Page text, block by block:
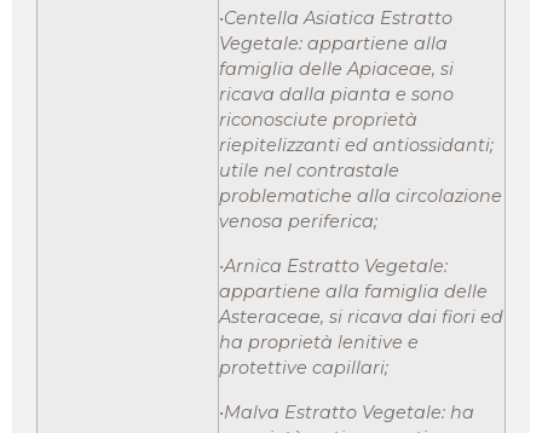
•Centella Asiatica Estratto
Vegetale: appartiene alla
famiglia delle Apiaceae, si
ricava dalla pianta e sono
riconosciute proprietà
riepitelizzanti ed antiossidanti;
utile nel contrastale
problematiche alla circolazione
venosa periferica;
•Arnica Estratto Vegetale:
appartiene alla famiglia delle
Asteraceae, si ricava dai fiori ed
ha proprietà lenitive e
protettive capillari;
•Malva Estratto Vegetale: ha